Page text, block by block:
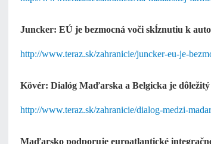
Juncker: EÚ je bezmocná voči skĺznutiu k
http://www.teraz.sk/zahranicie/juncker-eu-je-
Kövér: Dialóg Maďarska a Belgicka je
http://www.teraz.sk/zahranicie/dialog-medzi-
Maďarsko podporuje euroatlantické